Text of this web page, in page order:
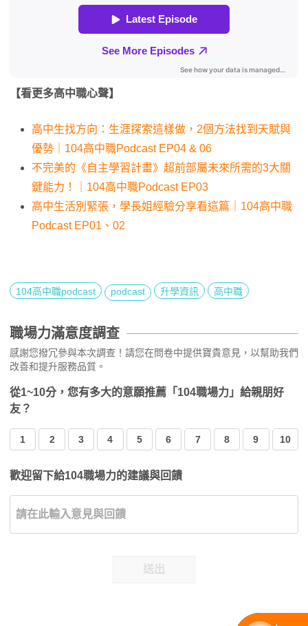
【看更多高中職心聲】
高中生找方向：生涯探索這樣做，2個方法找到天賦與
優勢｜104高中職Podcast EP04 & 06
不完美的《自主學習計畫》超前部屬未來所需的3大關
鍵能力！｜104高中職Podcast EP03
高中生活別緊張，學長姐經驗分享看這篇｜104高中職
Podcast EP01、02
104高中職podcast podcast 升學資訊 高中職
職場力滿意度調查
感謝您撥冗參與本次調查！請您在問卷中提供寶貴意見，以幫助我們
改善和提升服務品質。
從1~10分，您有多大的意願推薦「104職場力」給親朋好
友？
1 2 3 4 5 6 7 8 9 10
歡迎留下給104職場力的建議與回饋
送出